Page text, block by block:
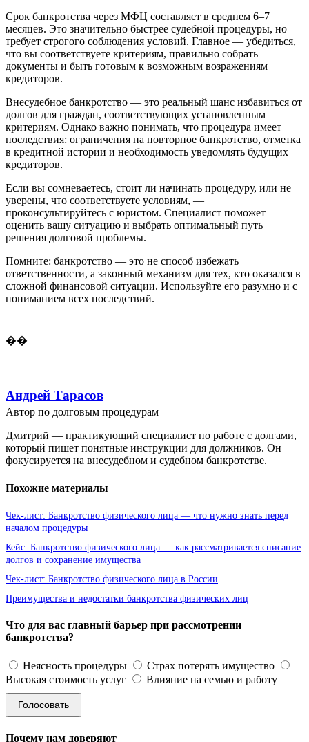
Срок банкротства через МФЦ составляет в среднем 6–7
месяцев. Это значительно быстрее судебной процедуры, но
требует строгого соблюдения условий. Главное — убедиться,
что вы соответствуете критериям, правильно собрать
документы и быть готовым к возможным возражениям
кредиторов.
Внесудебное банкротство — это реальный шанс избавиться от
долгов для граждан, соответствующих установленным
критериям. Однако важно понимать, что процедура имеет
последствия: ограничения на повторное банкротство, отметка
в кредитной истории и необходимость уведомлять будущих
кредиторов.
Если вы сомневаетесь, стоит ли начинать процедуру, или не
уверены, что соответствуете условиям, —
проконсультируйтесь с юристом. Специалист поможет
оценить вашу ситуацию и выбрать оптимальный путь
решения долговой проблемы.
Помните: банкротство — это не способ избежать
ответственности, а законный механизм для тех, кто оказался в
сложной финансовой ситуации. Используйте его разумно и с
пониманием всех последствий.
��
Андрей Тарасов
Автор по долговым процедурам
Дмитрий — практикующий специалист по работе с долгами,
который пишет понятные инструкции для должников. Он
фокусируется на внесудебном и судебном банкротстве.
Похожие материалы
Чек-лист: Банкротство физического лица — что нужно знать перед
началом процедуры
Кейс: Банкротство физического лица — как рассматривается списание
долгов и сохранение имущества
Чек-лист: Банкротство физического лица в России
Преимущества и недостатки банкротства физических лиц
Что для вас главный барьер при рассмотрении
банкротства?
Неясность процедуры
Страх потерять имущество
Высокая стоимость услуг
Влияние на семью и работу
Голосовать
Почему нам доверяют